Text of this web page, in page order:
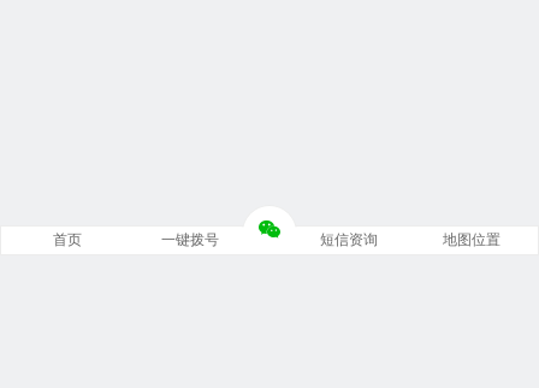
首页 一键拨号 短信资询 地图位置